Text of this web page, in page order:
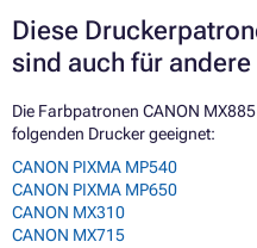
Diese
sind auch für
Die Farbpatronen CANON
folgenden Drucker geeignet:
CANON PIXMA MP540
CANON PIXMA MP650
CANON MX310
CANON MX715